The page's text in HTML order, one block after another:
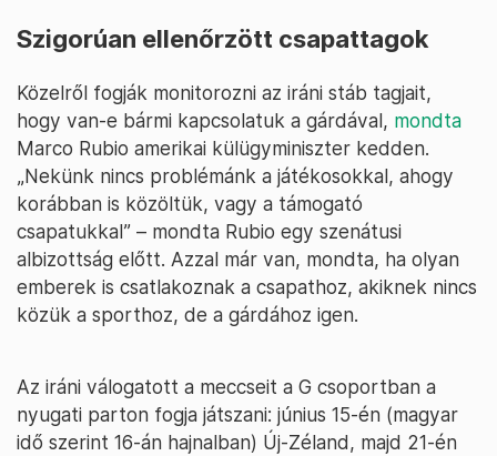
Szigorúan ellenőrzött csapattagok
Közelről fogják monitorozni az iráni stáb tagjait,
hogy van-e bármi kapcsolatuk a gárdával, mondta
Marco Rubio amerikai külügyminiszter kedden.
„Nekünk nincs problémánk a játékosokkal, ahogy
korábban is közöltük, vagy a támogató
csapatukkal” – mondta Rubio egy szenátusi
albizottság előtt. Azzal már van, mondta, ha olyan
emberek is csatlakoznak a csapathoz, akiknek nincs
közük a sporthoz, de a gárdához igen.
Az iráni válogatott a meccseit a G csoportban a
nyugati parton fogja játszani: június 15-én (magyar
idő szerint 16-án hajnalban) Új-Zéland, majd 21-én